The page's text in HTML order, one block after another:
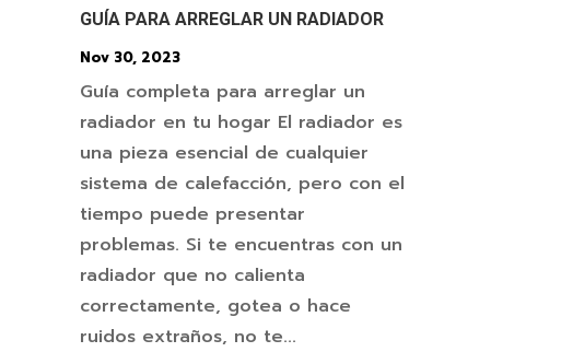
GUÍA PARA ARREGLAR UN RADIADOR
Nov 30, 2023
Guía completa para arreglar un
radiador en tu hogar El radiador es
una pieza esencial de cualquier
sistema de calefacción, pero con el
tiempo puede presentar
problemas. Si te encuentras con un
radiador que no calienta
correctamente, gotea o hace
ruidos extraños, no te...